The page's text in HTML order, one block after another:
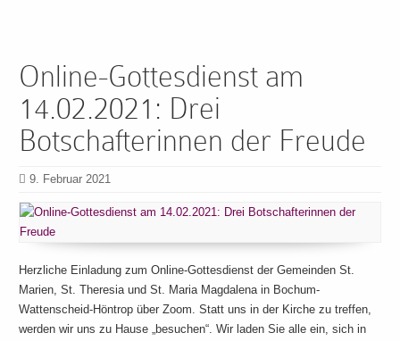
Online-Gottesdienst am
14.02.2021: Drei
Botschafterinnen der Freude
9. Februar 2021
Herzliche Einladung zum Online-Gottesdienst der Gemeinden St.
Marien, St. Theresia und St. Maria Magdalena in Bochum-
Wattenscheid-Höntrop über Zoom. Statt uns in der Kirche zu treffen,
werden wir uns zu Hause „besuchen“. Wir laden Sie alle ein, sich in